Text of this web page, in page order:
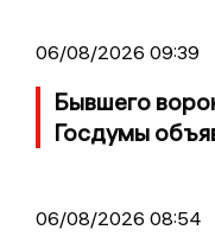
06/08/2026 09:39
Бывшего
Госдумы
06/08/2026 08:54